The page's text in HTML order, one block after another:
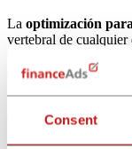
Consent
La optimización
vertebral de cualquier
Comienza por
clave relevantes para
Utiliza herramientas
utilizan tus clientes